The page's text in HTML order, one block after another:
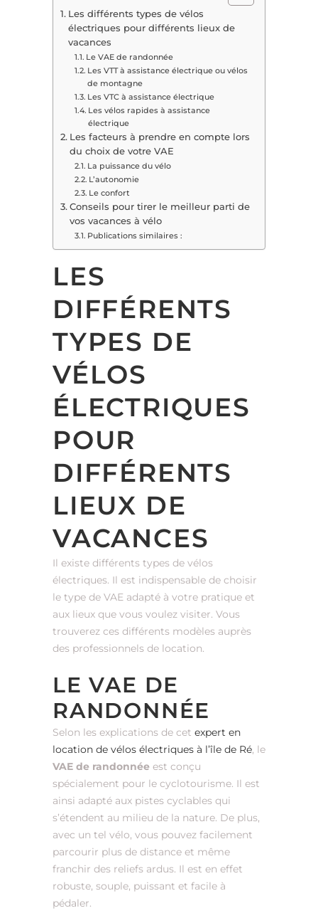
Les différents types de vélos
électriques pour différents lieux de
vacances
Le VAE de randonnée
Les VTT à assistance électrique ou vélos
de montagne
Les VTC à assistance électrique
Les vélos rapides à assistance
électrique
Les facteurs à prendre en compte lors
du choix de votre VAE
La puissance du vélo
L’autonomie
Le confort
Conseils pour tirer le meilleur parti de
vos vacances à vélo
Publications similaires :
LES
DIFFÉRENTS
TYPES DE
VÉLOS
ÉLECTRIQUES
POUR
DIFFÉRENTS
LIEUX DE
VACANCES
Il existe différents types de vélos
électriques. Il est indispensable de choisir
le type de VAE adapté à votre pratique et
aux lieux que vous voulez visiter. Vous
trouverez ces différents modèles auprès
des professionnels de location.
LE VAE DE
RANDONNÉE
Selon les explications de cet expert en
location de vélos électriques à l’île de Ré, le
VAE de randonnée est conçu
spécialement pour le cyclotourisme. Il est
ainsi adapté aux pistes cyclables qui
s’étendent au milieu de la nature. De plus,
avec un tel vélo, vous pouvez facilement
parcourir plus de distance et même
franchir des reliefs ardus. Il est en effet
robuste, souple, puissant et facile à
pédaler.